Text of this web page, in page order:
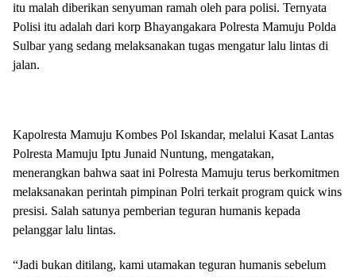
itu malah diberikan senyuman ramah oleh para polisi. Ternyata
Polisi itu adalah dari korp Bhayangakara Polresta Mamuju Polda
Sulbar yang sedang melaksanakan tugas mengatur lalu lintas di
jalan.
Kapolresta Mamuju Kombes Pol Iskandar, melalui Kasat Lantas
Polresta Mamuju Iptu Junaid Nuntung, mengatakan,
menerangkan bahwa saat ini Polresta Mamuju terus berkomitmen
melaksanakan perintah pimpinan Polri terkait program quick wins
presisi. Salah satunya pemberian teguran humanis kepada
pelanggar lalu lintas.
“Jadi bukan ditilang, kami utamakan teguran humanis sebelum